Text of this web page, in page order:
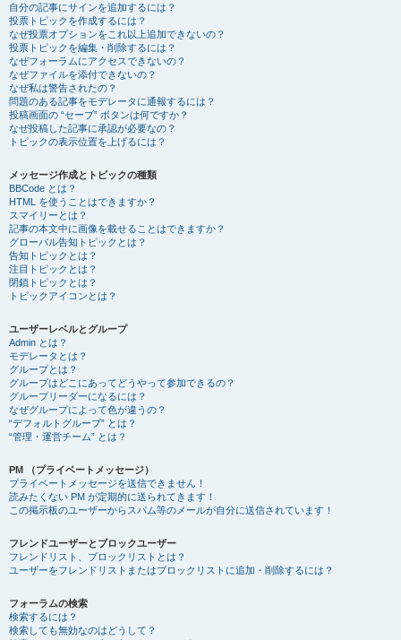
自分の記事にサインを追加するには？
投票トピックを作成するには？
なぜ投票オプションをこれ以上追加できないの？
投票トピックを編集・削除するには？
なぜフォーラムにアクセスできないの？
なぜファイルを添付できないの？
なぜ私は警告されたの？
問題のある記事をモデレータに通報するには？
投稿画面の “セーブ” ボタンは何ですか？
なぜ投稿した記事に承認が必要なの？
トピックの表示位置を上げるには？
メッセージ作成とトピックの種類
BBCode とは？
HTML を使うことはできますか？
スマイリーとは？
記事の本文中に画像を載せることはできますか？
グローバル告知トピックとは？
告知トピックとは？
注目トピックとは？
閉鎖トピックとは？
トピックアイコンとは？
ユーザーレベルとグループ
Admin とは？
モデレータとは？
グループとは？
グループはどこにあってどうやって参加できるの？
グループリーダーになるには？
なぜグループによって色が違うの？
“デフォルトグループ” とは？
“管理・運営チーム” とは？
PM （プライベートメッセージ）
プライベートメッセージを送信できません！
読みたくない PM が定期的に送られてきます！
この掲示板のユーザーからスパム等のメールが自分に送信されています！
フレンドユーザーとブロックユーザー
フレンドリスト、ブロックリストとは？
ユーザーをフレンドリストまたはブロックリストに追加・削除するには？
フォーラムの検索
検索するには？
検索しても無効なのはどうして？